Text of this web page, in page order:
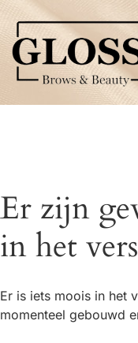
Er zijn
in het
Er is iets moois in het
momenteel gebouwd